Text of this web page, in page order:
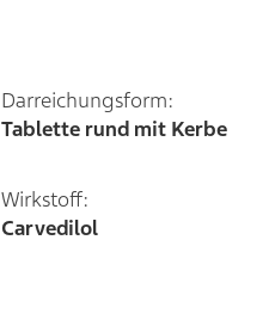
Darreichungsform:
Tablette rund mit Kerbe
Wirkstoff:
Carvedilol